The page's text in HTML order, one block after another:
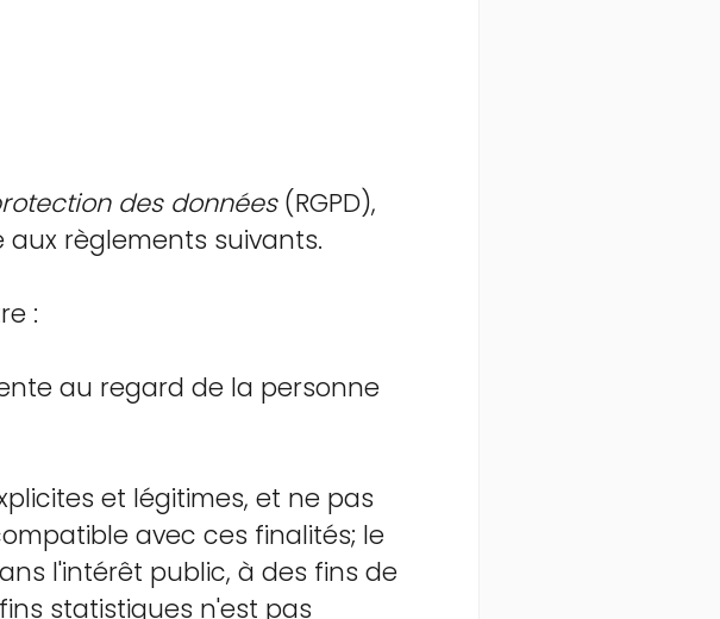
des données(RGPD),
règlements suivants.
:
au regard de la personne
et légitimes, et ne pas
avec ces finalités; le
l'intérêt public, à des fins de
statistiques n'est pas